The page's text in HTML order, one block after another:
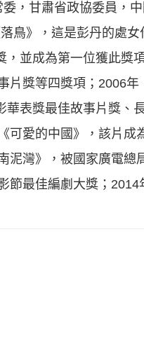
，甘肅省政協委員，
鳥》，這是彭丹的處女
並成為第一位獲此獎
片獎等四獎項；2006年
華表獎最佳故事片獎、
可愛的中國》，該片成
泥灣》，被國家廣電總
節最佳編劇大獎；2014